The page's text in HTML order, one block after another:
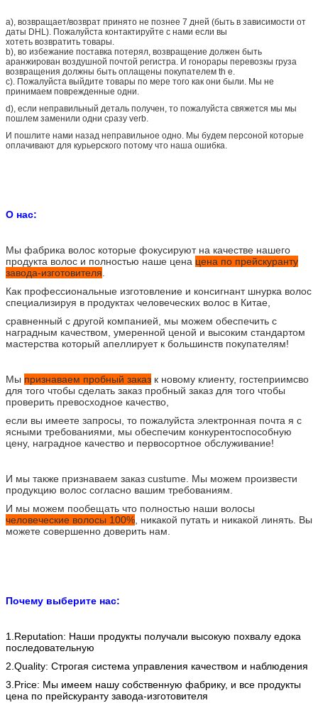
a), возвращает/возврат принято не познее 7 дней (быть в зависимости от
даты DHL). Пожалуйста контактируйте с нами если вы
хотеть возвратить товары.
b), во избежание поставка потерял, возвращение должен быть
аранжирован воздушной почтой регистра. И гонорары перевозкы груза
возвращения должны быть оплащены покупателем th e.
c). Пожалуйста выйдите товары по мере того как они были. Мы не
принимаем поврежденные одни.
d), если неправильный деталь получен, то пожалуйста свяжется мы мы
пошлем заменили одни сразу verb.
И пошлите нами назад неправильное одно. Мы будем персоной которые
оплачивают для курьерского потому что наша ошибка.
О нас:
Мы фабрика волос которые фокусируют на качестве нашего
продукта волос и полностью наше цена цена по прейскуранту
завода-изготовителя
Как профессиональные изготовление и консигнант шнурка волос
специализируя в продуктах человеческих волос в Китае,
сравненный с другой компанией, мы можем обеспечить с
наградным качеством, умеренной ценой и высоким стандартом
мастерства который апеллирует к большинств покупателям!
Мы признаваем пробный заказ к новому клиенту, гостеприимсво
для того чтобы сделать заказ пробный заказ для того чтобы
проверить превосходное качество,
если вы имеете запросы, то пожалуйста электронная почта я с
ясными требованиями, мы обеспечим конкурентоспособную
цену, наградное качество и первосортное обслуживание!
И мы также признаваем заказ custume. Мы можем произвести
продукцию волос согласно вашим требованиям.
И мы можем пообещать что полностью наши волосы
человеческие волосы 100% , никакой путать и никакой линять. Вы
можете совершенно доверить нам.
Почему выберите нас:
1.Reputation: Наши продукты получали высокую похвалу едока
последовательную
2.Quality: Строгая система управления качеством и наблюдения
3.Price: Мы имеем нашу собственную фабрику, и все продукты
цена по прейскуранту завода-изготовителя